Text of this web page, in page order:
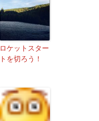
ロケットスター
トを切ろう！